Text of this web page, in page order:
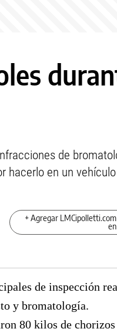
de
hacerlo en un
+ Agregar LMCipolletti.com
en
de inspección
y bromatología.
80 kilos de